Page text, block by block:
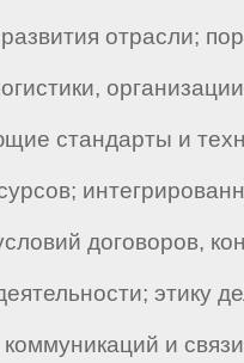
отрасли;
стандарты и
договоров,
этику
и